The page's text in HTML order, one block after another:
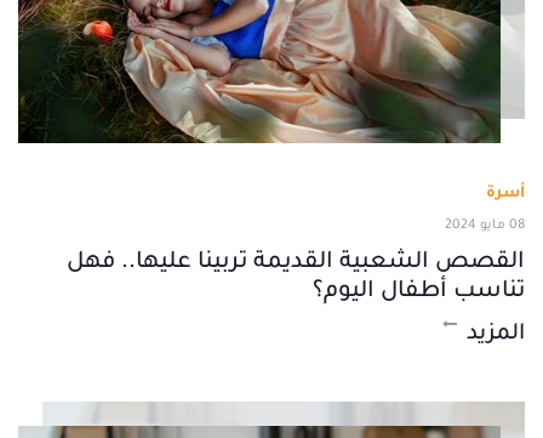
أسرة
08 مايو 2024
القصص الشعبية القديمة تربينا عليها.. فهل
تناسب أطفال اليوم؟
المزيد